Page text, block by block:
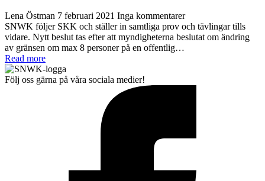
Lena Östman 7 februari 2021 Inga kommentarer
SNWK följer SKK och ställer in samtliga prov och tävlingar tills
vidare. Nytt beslut tas efter att myndigheterna beslutat om ändring
av gränsen om max 8 personer på en offentlig…
Read more
Följ oss gärna på våra sociala medier!